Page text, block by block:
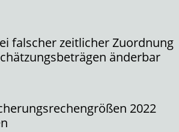
falscher zeitlicher Zuordnung
änderbar
2022